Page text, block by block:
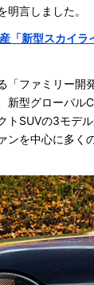
言しました。
「新型スカイ
ファミリー開
新型グローバル
トSUVの3モデ
ンを中心に多く